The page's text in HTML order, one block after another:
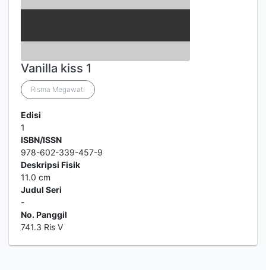
Vanilla kiss 1
Risma Megawati
Edisi
1
ISBN/ISSN
978-602-339-457-9
Deskripsi Fisik
11.0 cm
Judul Seri
-
No. Panggil
741.3 Ris V